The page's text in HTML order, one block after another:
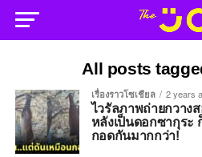
All posts
เรื่องราวโซเชียล 2 years
ไวรัลภาพถ่ายกวาง
หลังเป็นดอกซากุระ
กอดกันมากกว่า!